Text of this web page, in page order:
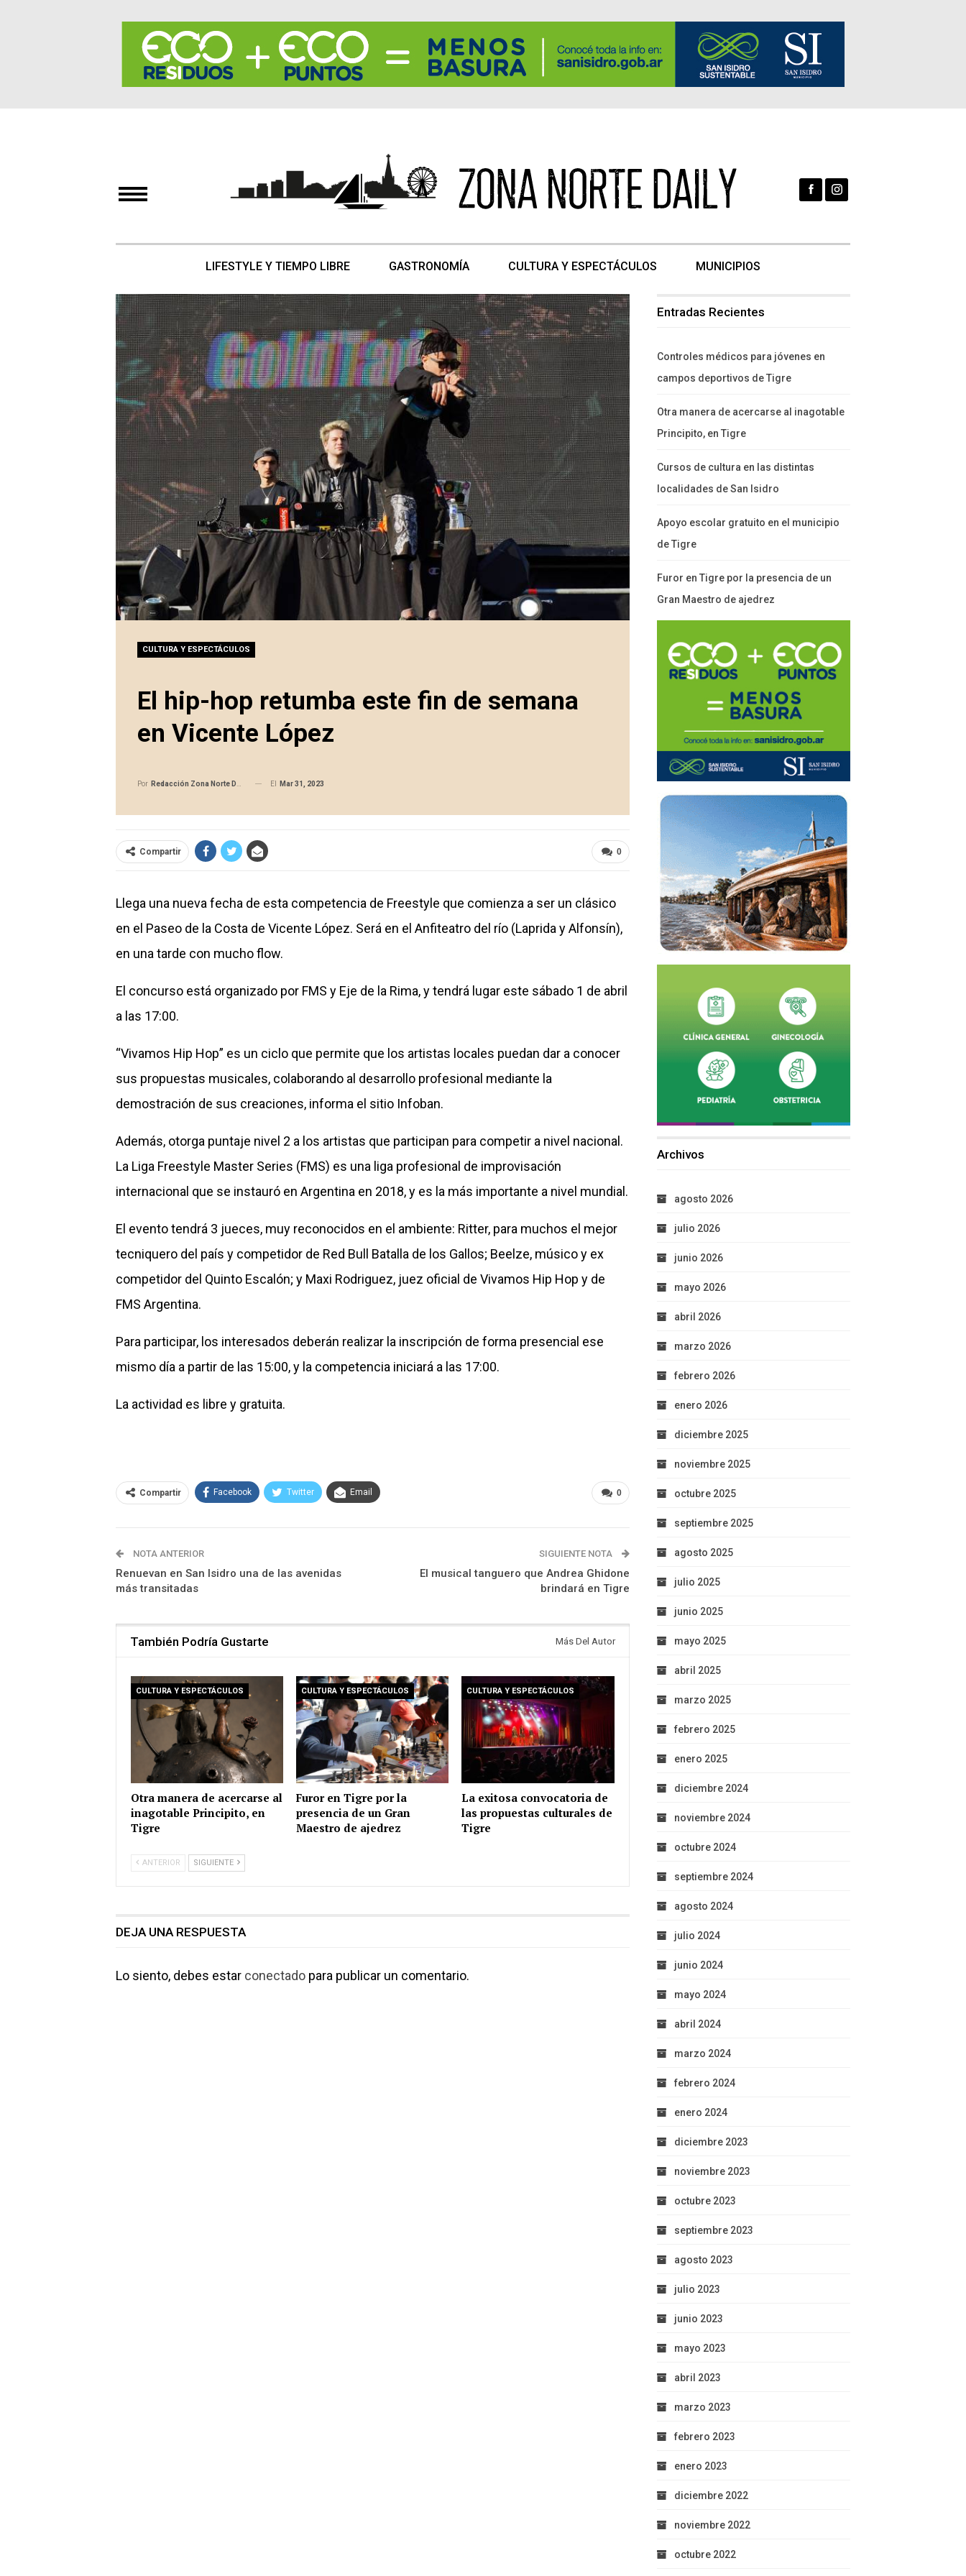
LIFESTYLE Y TIEMPO LIBRE GASTRONOMÍA CULTURA Y ESPECTÁCULOS MUNICIPIOS
CULTURA Y ESPECTÁCULOS
El hip-hop retumba este fin de semana
en Vicente López
Por Redacción Zona Norte Daily El Mar 31, 2023
0
Compartir
Llega una nueva fecha de esta competencia de Freestyle que comienza a ser un clásico
en el Paseo de la Costa de Vicente López. Será en el Anfiteatro del río (Laprida y Alfonsín),
en una tarde con mucho flow.
El concurso está organizado por FMS y Eje de la Rima, y tendrá lugar este sábado 1 de abril
a las 17:00.
“Vivamos Hip Hop” es un ciclo que permite que los artistas locales puedan dar a conocer
sus propuestas musicales, colaborando al desarrollo profesional mediante la
demostración de sus creaciones, informa el sitio Infoban.
Además, otorga puntaje nivel 2 a los artistas que participan para competir a nivel nacional.
La Liga Freestyle Master Series (FMS) es una liga profesional de improvisación
internacional que se instauró en Argentina en 2018, y es la más importante a nivel mundial.
El evento tendrá 3 jueces, muy reconocidos en el ambiente: Ritter, para muchos el mejor
tecniquero del país y competidor de Red Bull Batalla de los Gallos; Beelze, músico y ex
competidor del Quinto Escalón; y Maxi Rodriguez, juez oficial de Vivamos Hip Hop y de
FMS Argentina.
Para participar, los interesados deberán realizar la inscripción de forma presencial ese
mismo día a partir de las 15:00, y la competencia iniciará a las 17:00.
La actividad es libre y gratuita.
0
Compartir Facebook Twitter Email
NOTA ANTERIOR
Renuevan en San Isidro una de las avenidas
más transitadas
SIGUIENTE NOTA
El musical tanguero que Andrea Ghidone
brindará en Tigre
También Podría Gustarte Más Del Autor
CULTURA Y ESPECTÁCULOS
Otra manera de acercarse al
inagotable Principito, en
Tigre
CULTURA Y ESPECTÁCULOS
Furor en Tigre por la
presencia de un Gran
Maestro de ajedrez
CULTURA Y ESPECTÁCULOS
La exitosa convocatoria de
las propuestas culturales de
Tigre
ANTERIOR SIGUIENTE
DEJA UNA RESPUESTA
Lo siento, debes estar conectado para publicar un comentario.
Entradas Recientes
Controles médicos para jóvenes en
campos deportivos de Tigre
Otra manera de acercarse al inagotable
Principito, en Tigre
Cursos de cultura en las distintas
localidades de San Isidro
Apoyo escolar gratuito en el municipio
de Tigre
Furor en Tigre por la presencia de un
Gran Maestro de ajedrez
Archivos
agosto 2026
julio 2026
junio 2026
mayo 2026
abril 2026
marzo 2026
febrero 2026
enero 2026
diciembre 2025
noviembre 2025
octubre 2025
septiembre 2025
agosto 2025
julio 2025
junio 2025
mayo 2025
abril 2025
marzo 2025
febrero 2025
enero 2025
diciembre 2024
noviembre 2024
octubre 2024
septiembre 2024
agosto 2024
julio 2024
junio 2024
mayo 2024
abril 2024
marzo 2024
febrero 2024
enero 2024
diciembre 2023
noviembre 2023
octubre 2023
septiembre 2023
agosto 2023
julio 2023
junio 2023
mayo 2023
abril 2023
marzo 2023
febrero 2023
enero 2023
diciembre 2022
noviembre 2022
octubre 2022